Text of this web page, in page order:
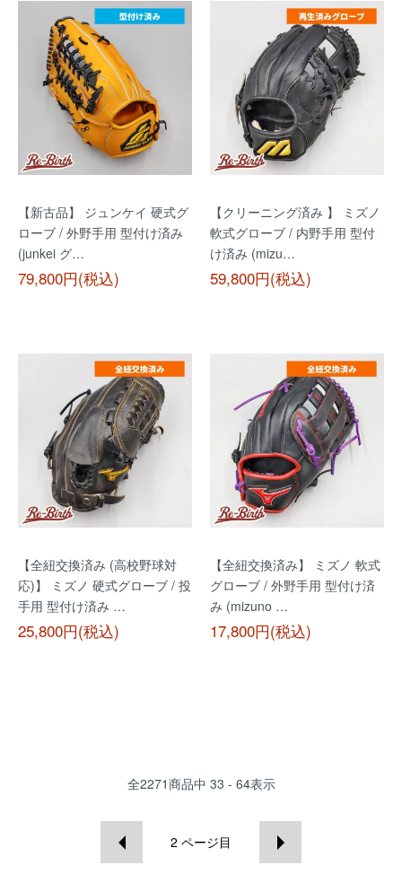
【新古品】 ジュンケイ 硬式グ
ローブ / 外野手用 型付け済み
(junkei グ…
79,800円(税込)
【クリーニング済み 】 ミズノ
軟式グローブ / 内野手用 型付
け済み (mizu…
59,800円(税込)
【全紐交換済み (高校野球対
応)】 ミズノ 硬式グローブ / 投
手用 型付け済み …
25,800円(税込)
【全紐交換済み】 ミズノ 軟式
グローブ / 外野手用 型付け済
み (mizuno …
17,800円(税込)
全2271商品中 33 - 64表示
2 ページ目